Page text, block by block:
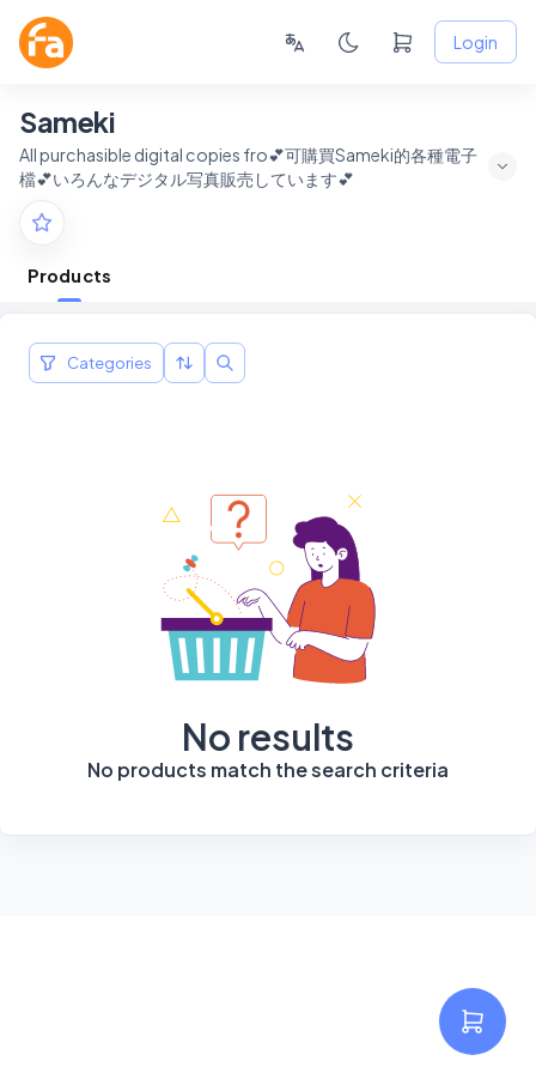
Login
Sameki
All purchasible digital copies fro💕可購買Sameki的各種電子
檔💕いろんなデジタル写真販売しています💕
Products
Categories
No results
No products match the search criteria